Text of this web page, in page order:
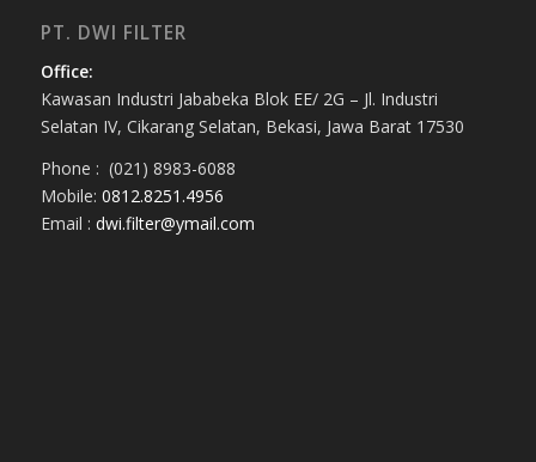
PT. DWI FILTER
Office:
Kawasan Industri Jababeka Blok EE/ 2G – Jl. Industri
Selatan IV, Cikarang Selatan, Bekasi, Jawa Barat 17530
Phone : (021) 8983-6088
Mobile: 0812.8251.4956
Email : dwi.filter@ymail.com